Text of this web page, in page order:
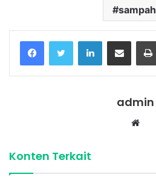
sampah
FacebookTwitter LinkedInShare via Email
admin
Konten Terkait